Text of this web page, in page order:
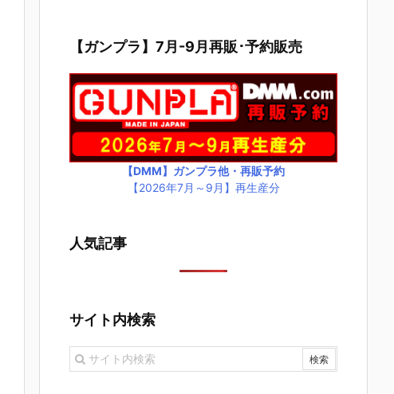
【ガンプラ】7月-9月再販･予約販売
【DMM】ガンプラ他・再販予約
【2026年7月～9月】再生産分
人気記事
サイト内検索